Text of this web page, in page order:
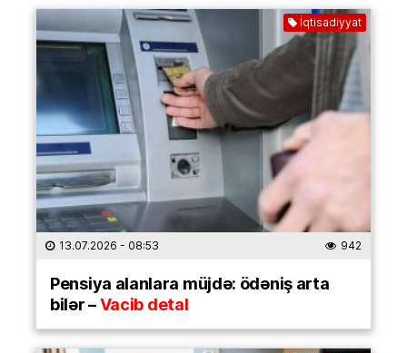
İqtisadiyyat
13.07.2026 - 08:53 942
Pensiya alanlara müjdə: ödəniş arta
bilər –Vacib detal